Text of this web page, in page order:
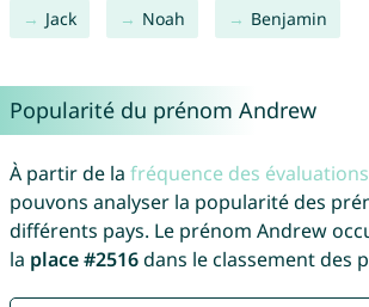
Jack Noah Benjamin
Popularité du prénom Andrew
À partir de la fréquence des
pouvons analyser la popularité des
différents pays. Le prénom Andrew
la place #2516dans le classement des